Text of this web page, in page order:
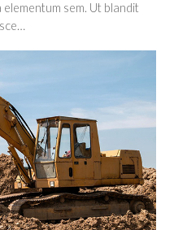
sem. Ut blandit